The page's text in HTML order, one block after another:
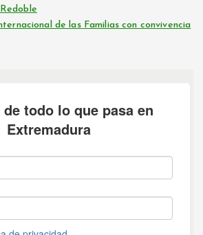
de las Familias con convivencia